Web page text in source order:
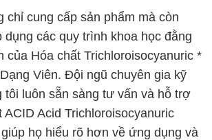
chỉ cung cấp sản phẩm mà còn
dụng các quy trình khoa học đằng
của Hóa chất Trichloroisocyanuric *
Viên. Đội ngũ chuyên gia kỹ
tôi luôn sẵn sàng tư vấn và hỗ trợ
ACID Acid Trichloroisocyanuric
họ hiểu rõ hơn về ứng dụng và